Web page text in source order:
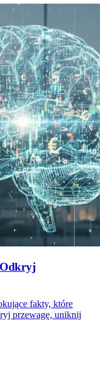
Odkryj
fakty, które
przewagę, uniknij